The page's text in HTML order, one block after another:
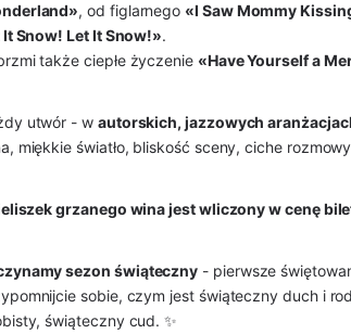
, od figlarnego «I Saw Mommy
It Snow! Let It Snow!».
także ciepłe życzenie «Have Yourself a
utwór - w autorskich, jazzowych
miękkie światło, bliskość sceny, ciche
grzanego wina jest wliczony w cenę
sezon świąteczny - pierwsze
sobie, czym jest świąteczny duch i
świąteczny cud. ✨